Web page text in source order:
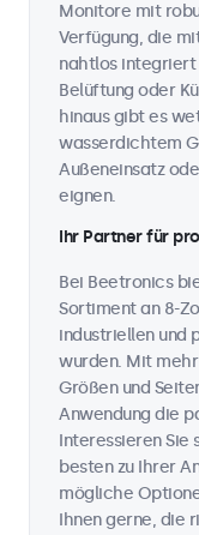
Monitore mit
Verfügung, die
nahtlos integriert
Belüftung oder
hinaus gibt es
wasserdichtem
Außeneinsatz
eignen.
Ihr Partner für
Bei Beetronics
Sortiment an 8-
industriellen und
wurden. Mit
Größen und
Anwendung die
Interessieren
besten zu Ihrer
mögliche
Ihnen gerne, die